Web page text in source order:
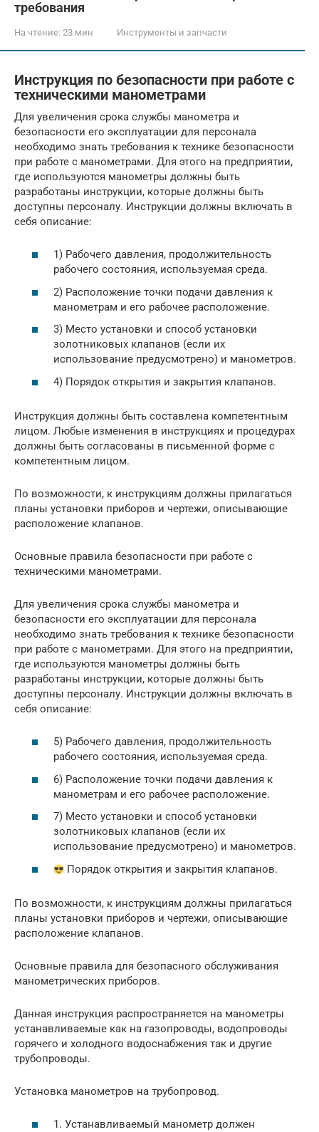
требования
На чтение: 23 мин Инструменты и запчасти
Инструкция по безопасности при работе с
техническими манометрами
Для увеличения срока службы манометра и
безопасности его эксплуатации для персонала
необходимо знать требования к технике безопасности
при работе с манометрами. Для этого на предприятии,
где используются манометры должны быть
разработаны инструкции, которые должны быть
доступны персоналу. Инструкции должны включать в
себя описание:
1) Рабочего давления, продолжительность
рабочего состояния, используемая среда.
2) Расположение точки подачи давления к
манометрам и его рабочее расположение.
3) Место установки и способ установки
золотниковых клапанов (если их
использование предусмотрено) и манометров.
4) Порядок открытия и закрытия клапанов.
Инструкция должны быть составлена компетентным
лицом. Любые изменения в инструкциях и процедурах
должны быть согласованы в письменной форме с
компетентным лицом.
По возможности, к инструкциям должны прилагаться
планы установки приборов и чертежи, описывающие
расположение клапанов.
Основные правила безопасности при работе с
техническими манометрами.
Для увеличения срока службы манометра и
безопасности его эксплуатации для персонала
необходимо знать требования к технике безопасности
при работе с манометрами. Для этого на предприятии,
где используются манометры должны быть
разработаны инструкции, которые должны быть
доступны персоналу. Инструкции должны включать в
себя описание:
5) Рабочего давления, продолжительность
рабочего состояния, используемая среда.
6) Расположение точки подачи давления к
манометрам и его рабочее расположение.
7) Место установки и способ установки
золотниковых клапанов (если их
использование предусмотрено) и манометров.
Порядок открытия и закрытия клапанов.
По возможности, к инструкциям должны прилагаться
планы установки приборов и чертежи, описывающие
расположение клапанов.
Основные правила для безопасного обслуживания
манометрических приборов.
Данная инструкция распространяется на манометры
устанавливаемые как на газопроводы, водопроводы
горячего и холодного водоснабжения так и другие
трубопроводы.
Установка манометров на трубопровод.
1. Устанавливаемый манометр должен